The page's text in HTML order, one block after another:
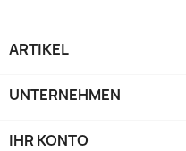
ARTIKEL
UNTERNEHMEN
IHR KONTO